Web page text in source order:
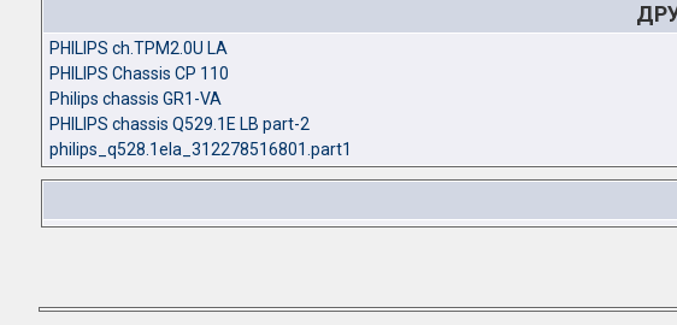
PHILIPS ch.TPM2.0U LA
PHILIPS Chassis CP 110
Philips chassis GR1-VA
PHILIPS chassis Q529.1E LB part-2
philips_q528.1ela_312278516801.part1